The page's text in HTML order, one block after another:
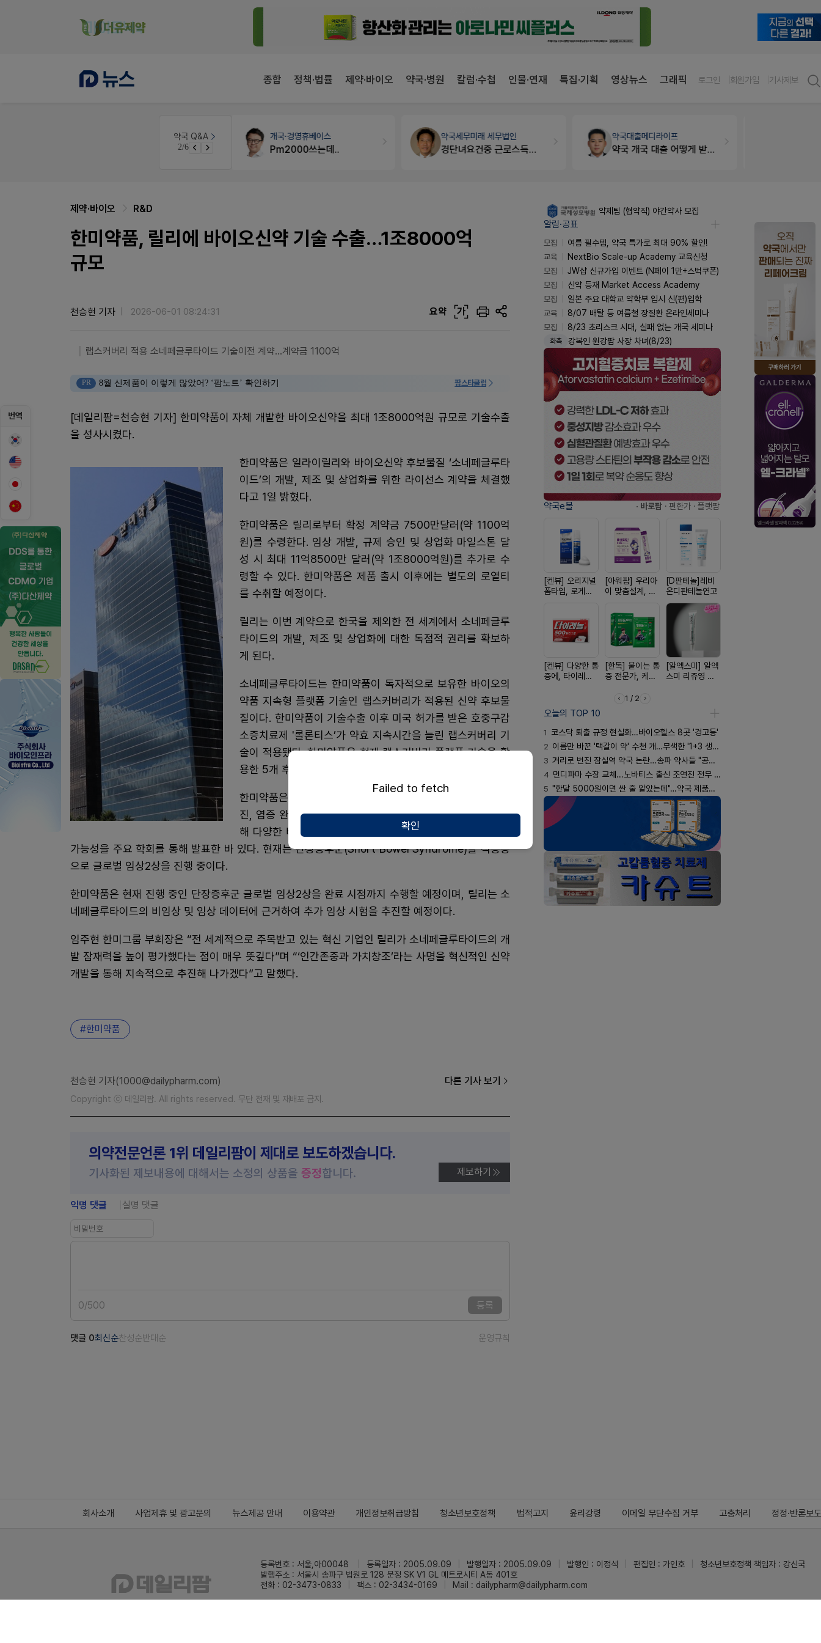
종합 정책·법률 제약·바이오 약국·병원 칼럼·수첩 인물·연재 특집·기획 영상뉴스 그래픽 로그인 회원가입 기사제보
약국 Q&A
3/6
약국세무미래 세무법인 약국대출메디라이프
약국 개국 대출 어떻게 받아야할지 어렵습니다
세무·노무팜텍스
노동자의 날 수당계산은 어떻게 되나요
번역
제약·바이오 R&D
한미약품, 릴리에 바이오신약 기술 수출…1조8000억
규모
천승현 기자 2026-06-01 08:24:31 요약 가
랩스커버리 적용 소네페글루타이드 기술이전 계약...계약금 1100억
PR 8월 신제품이 이렇게 많았어? ‘팜노트’ 확인하기 팜스타클럽
[데일리팜=천승현 기자] 한미약품이 자체 개발한 바이오신약을 최대 1조8000억원 규모로 기술수출
을 성사시켰다.
한미약품은 일라이릴리와 바이오신약 후보물질 ‘소네페글루타
이드’의 개발, 제조 및 상업화를 위한 라이선스 계약을 체결했
다고 1일 밝혔다.
한미약품은 릴리로부터 확정 계약금 7500만달러(약 1100억
원)를 수령한다. 임상 개발, 규제 승인 및 상업화 마일스톤 달
성 시 최대 11억8500만 달러(약 1조8000억원)를 추가로 수
령할 수 있다. 한미약품은 제품 출시 이후에는 별도의 로열티
를 수취할 예정이다.
릴리는 이번 계약으로 한국을 제외한 전 세계에서 소네페글루
타이드의 개발, 제조 및 상업화에 대한 독점적 권리를 확보하
게 된다.
소네페글루타이드는 한미약품이 독자적으로 보유한 바이오의
약품 지속형 플랫폼 기술인 랩스커버리가 적용된 신약 후보물
질이다. 한미약품이 기술수출 이후 미국 허가를 받은 호중구감
소증치료제 '롤론티스’가 약효 지속시간을 늘린 랩스커버리 기
술이 적용됐다. 한미약품은 현재 랩스커버리 플랫폼 기술을 활
용한 5개 후보물질의 글로벌 임상을 진행하고 있다.
한미약품은 글루카곤 유사 펩타이드-2 (GLP-2)의 장 성장 촉
진, 염증 완화, 장 점막 보호 및 재생 등 생물학적 효과에 주목
해 다양한 비임상 연구를 진행했고 다양한 적응증에서의 치료
가능성을 주요 학회를 통해 발표한 바 있다. 현재는 단장증후군(Short Bowel Syndrome)을 적응증
으로 글로벌 임상2상을 진행 중이다.
한미약품은 현재 진행 중인 단장증후군 글로벌 임상2상을 완료 시점까지 수행할 예정이며, 릴리는 소
네페글루타이드의 비임상 및 임상 데이터에 근거하여 추가 임상 시험을 추진할 예정이다.
임주현 한미그룹 부회장은 “전 세계적으로 주목받고 있는 혁신 기업인 릴리가 소네페글루타이드의 개
발 잠재력을 높이 평가했다는 점이 매우 뜻깊다”며 “‘인간존중과 가치창조’라는 사명을 혁신적인 신약
개발을 통해 지속적으로 추진해 나가겠다”고 말했다.
한미약품
천승현 기자(1000@dailypharm.com) 다른 기사 보기
Copyright ⓒ 데일리팜. All rights reserved. 무단 전재 및 재배포 금지.
의약전문언론 1위 데일리팜이 제대로 보도하겠습니다.
기사화된 제보내용에 대해서는 소정의 상품을 증정합니다. 제보하기
익명 댓글 실명 댓글
0/500 등록
댓글 0최신순찬성순반대순 운영규칙
약제팀 (협약직) 야간약사 모집
알림·공표
모집
여름 필수템, 약국 특가로 최대 90% 할인!
교육
NextBio Scale-up Academy 교육신청
모집
JW샵 신규가입 이벤트 (N페이 1만+스벅쿠폰)
모집
신약 등재 Market Access Academy
모집
일본 주요 대학교 약학부 입시 신(편)입학
교육
8/07 배탈 등 여름철 장질환 온라인세미나
모집
8/23 초리스크 시대, 실패 없는 개국 세미나
화촉 강복인 원강팜 사장 차녀(8/23)
약국e몰 · 바로팜 · 편한가 · 플랫팜
[켄뷰] 오리지널
폼타입, 로게인
[아워팜] 우리아
이 맞춤설계, 바
더베리맛
[D판테놀]레비
온디판테놀연고
[켄뷰] 다양한 통
증에, 타이레놀
[한독] 붙이는 통
증 전문가, 케토
스타(쿨) 40매
[알엑스미] 알엑
스미 리쥬영 울
1 / 2
오늘의 TOP 10
1 코스닥 퇴출 규정 현실화…바이오헬스 8곳 '경고등'
2 이름만 바꾼 '택갈이 약' 수천 개…무색한 '1+3 생동'
3 거리로 번진 잠실역 약국 논란…송파 약사들 "공공성 훼손"
4 먼디파마 수장 교체...노바티스 출신 조연진 전무 내정
5 "한달 5000원이면 싼 줄 알았는데"…약국 제품과 비교해보니
회사소개 사업제휴 및 광고문의 뉴스제공 안내 이용약관 개인정보취급방침 청소년보호정책 법적고지 윤리강령 이메일 무단수집 거부 고충처리 정정·반론보도
등록번호 : 서울,아00048 등록일자 : 2005.09.09 발행일자 : 2005.09.09 발행인 : 이정석 편집인 : 가인호
청소년보호정책 책임자 : 강신국
발행주소 : 서울시 송파구 법원로 128 문정 SK V1 GL 메트로시티 A동 401호
전화 : 02-3473-0833
팩스 : 02-3434-0169 Mail : dailypharm@dailypharm.com
Failed to fetch
확인